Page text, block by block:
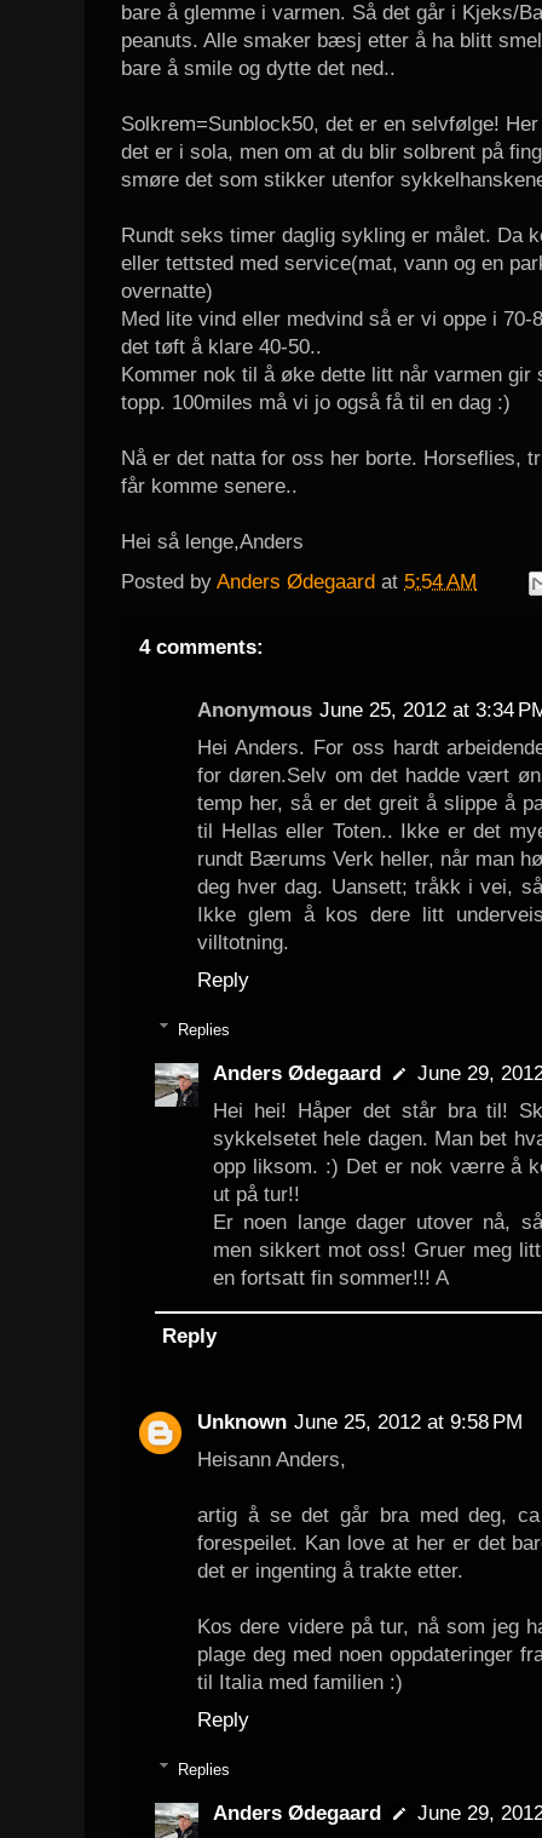
bare å glemme i varmen. Så det går i Kjeks/
peanuts. Alle smaker bæsj etter å ha blitt
bare å smile og dytte det ned..
Solkrem=Sunblock50, det er en selvfølge!
det er i sola, men om at du blir solbrent på
smøre det som stikker utenfor
Rundt seks timer daglig sykling er målet. Da
eller tettsted med service(mat, vann og en
overnatte)
Med lite vind eller medvind så er vi oppe i
det tøft å klare 40-50..
Kommer nok til å øke dette litt når varmen gir
topp. 100miles må vi jo også få til en dag :)
Nå er det natta for oss her borte. Horseflies,
får komme senere..
Hei så lenge,Anders
Posted by Anders Ødegaard at 5:54 AM
4 comments:
Anonymous June 25, 2012 at 3:34
Hei Anders. For oss hardt
for døren.Selv om det hadde vært
temp her, så er det greit å slippe å
til Hellas eller Toten.. Ikke er det
rundt Bærums Verk heller, når man
deg hver dag. Uansett; tråkk i vei,
Ikke glem å kos dere litt
villtotning.
Reply
Replies
Anders Ødegaard
June 29,
Hei hei! Håper det står bra til!
sykkelsetet hele dagen. Man bet
opp liksom. :) Det er nok værre å
ut på tur!!
Er noen lange dager utover nå,
men sikkert mot oss! Gruer meg
en fortsatt fin sommer!!! A
Reply
Unknown June 25, 2012 at 9:58 PM
Heisann Anders,
artig å se det går bra med deg,
forespeilet. Kan love at her er det
det er ingenting å trakte etter.
Kos dere videre på tur, nå som jeg
plage deg med noen oppdateringer
til Italia med familien :)
Reply
Replies
Anders Ødegaard
June 29,